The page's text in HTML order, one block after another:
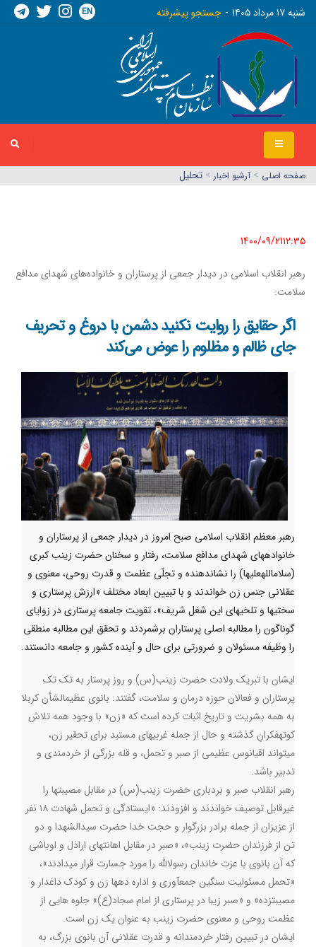
شنبه ١٧ مرداد ١٤٠٥ جستجو پیشرفته EN
صفحه اصلي > آرشیو اخبار > تحلیل
1400/09/21١٢:٣٥
رهبر انقلاب اسلامی در دیدار جمعی از پرستاران و خانواده‌های شهدای مدافع
سلامت:
اگر حقایق را روایت نکنید دشمن با دروغ و تحریف
جای ظالم و مظلوم را عوض می‌کند
رهبر معظم انقلاب اسلامی صبح امروز در دیدار جمعی از پرستاران و
خانوادههای شهدای مدافع سلامت، رفتار و سخنان حضرت زینب کبری
(سلاماللهعلیها) را نشاندهنده و تجلّی عظمت و قدرت روحی، معنوی و
عقلانی جنس زن خواندند و با تبیین ابعاد مختلف «ارزش پرستاری و
سختیها و تلخیهای این شغل شریف»، تقویت جامعه پرستاری در زوایای
گوناگون را مطالبه اصلی پرستاران برشمردند و تحقق این مطالبه منطقی
را وظیفه مسئولان و ضرورتی برای حال و آینده کشور و جامعه دانستند.
ایشان با تبریک ولادت حضرت زینب(س) و روز پرستار به تک تک
پرستاران و فعالان حوزه درمان و سلامت، گفتند: بانوی عظیمالشأن کربلا
به همه بشریت و تاریخ اثبات کرده است که «زن» با وجود همه تلاش
کوتهفکرانِ گذشته و حال از جمله غربیهای مستبد برای تحقیر زن،
میتواند اقیانوس عظیمی از صبر و تحمل، و قله بزرگی از خردمندی و
تدبیر باشد.
رهبر انقلاب صبر و بردباری حضرت زینب(س) در مقابل مصیبتها را
غیرقابل توصیف خواندند و افزودند: «ایستادگی و تحمل شهادت ۱۸ نفر
از عزیزان از جمله برادر بزرگوار و حجت خدا حضرت سیدالشهدا و دو
تن از فرزندان حضرت زینب»، «صبر در مقابل اهانتهای اراذل و اوباشی
که آن بانوی با عزت خاندان رسولالله را مورد جسارت قرار میدادند»،
«تحمل مسئولیت سنگین جمعآوری و اداره دهها زن و کودک داغدار و
مصیبتزده» و «صبر زیبا در پرستاری از امام سجاد(ع)» جلوه هایی از
عظمت روحی و معنوی حضرت زینب به عنوان یک زن است.
ایشان در تبیین رفتار خردمندانه و قدرت عقلانی آن بانوی بزرگ، به